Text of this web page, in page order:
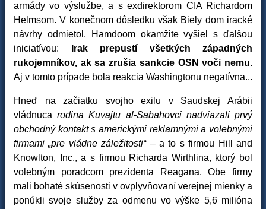
armády vo výslužbe, a s exdirektorom CIA Richardom
Helmsom. V konečnom dôsledku však Biely dom iracké
návrhy odmietol. Hamdoom okamžite vyšiel s ďalšou
iniciatívou:
Irak prepustí všetkých západných
rukojemníkov, ak sa zrušia sankcie OSN voči nemu.
Aj v tomto prípade bola reakcia Washingtonu negatívna...
Hneď na začiatku svojho exilu v Saudskej Arábii
vládnucarodina Kuvajtu al-Sabahovci nadviazali prvý
obchodný kontakt s americkými reklamnými a volebnými
firmami „pre vládne záležitosti“– a to s firmou Hill and
Knowlton, Inc., a s firmou Richarda Wirthlina, ktorý bol
volebným poradcom prezidenta Reagana. Obe firmy
mali bohaté skúsenosti v ovplyvňovaní verejnej mienky a
ponúkli svoje služby za odmenu vo výške 5,6 milióna